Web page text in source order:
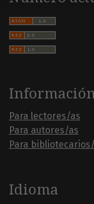
Para lectores/as
Para autores/as
Para
Idioma